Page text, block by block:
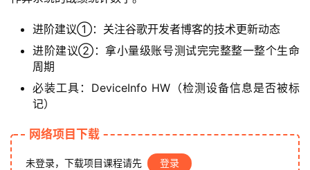
赚
钱
目
进阶建议①：关注谷歌开发者博客的技术更新动态
进阶建议②：拿小量级账号测试完完整整一整个生命
周期
必装工具：DeviceInfo HW（检测设备信息是否被标
记）
网络项目下载
未登录，下载项目课程请先 登录